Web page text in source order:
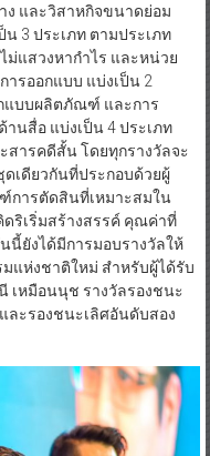
และวิสาหกิจขนาดย่อม
3 ประเภท ตามประเภท
ม่แสวงหากำไร และหน่วย
รออกแบบ แบ่งเป็น 2
แบบผลิตภัณฑ์ และการ
นสื่อ แบ่งเป็น 4 ประเภท
ารคดีสั้น โดยทุกรางวัลจะ
เดียวกันที่ประกอบด้วยผู้
การตัดสินที่เหมาะสมใน
ริเริ่มสร้างสรรค์ คุณค่าที่
นี้ยังได้มีการมอบรางวัลให้
แห่งชาติใหม่ สำหรับผู้ได้รับ
เหมือนนุช รางวัลรองชนะ
ละรองชนะเลิศอันดับสอง